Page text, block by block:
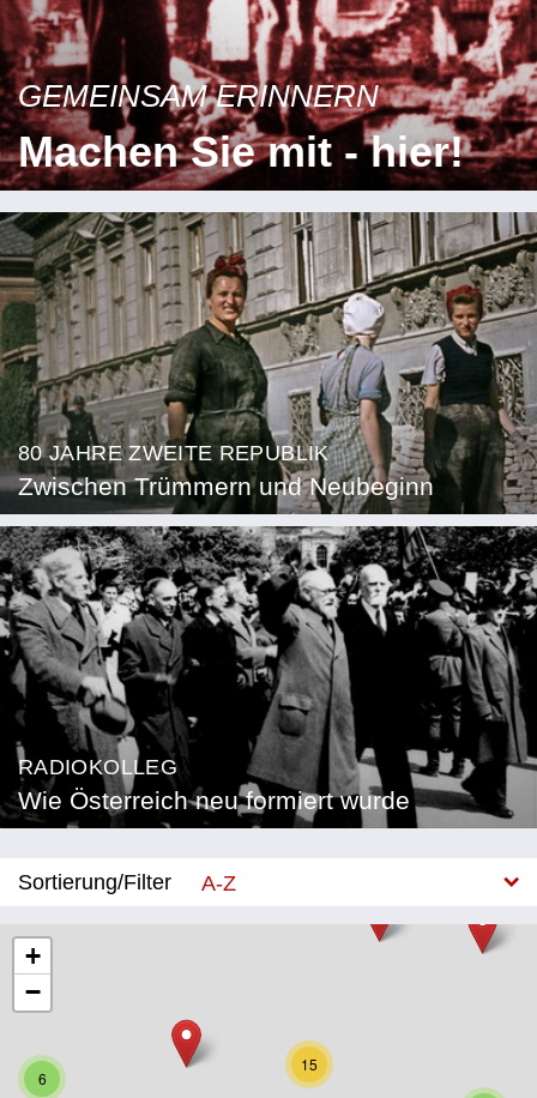
GEMEINSAM ERINNERN
Machen Sie mit - hier!
80 JAHRE ZWEITE REPUBLIK
Zwischen Trümmern und Neubeginn
RADIOKOLLEG
Wie Österreich neu formiert wurde
Sortierung/Filter
A-Z
Burgenland
15
6
+
−